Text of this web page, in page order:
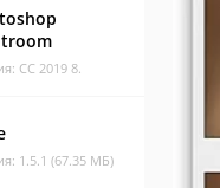
CC 2019 8.
1.5.1 (67.35 МБ)